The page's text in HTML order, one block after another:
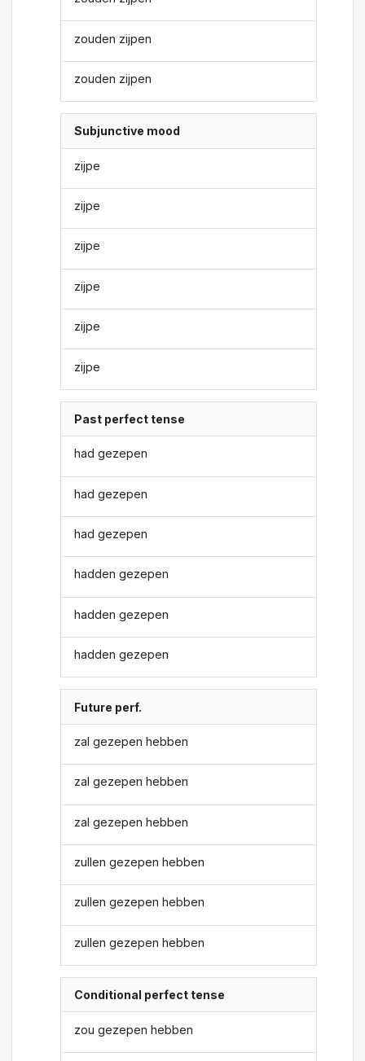
zouden zijpen
zouden zijpen
Subjunctive mood
zijpe
zijpe
zijpe
zijpe
zijpe
zijpe
Past perfect tense
had gezepen
had gezepen
had gezepen
hadden gezepen
hadden gezepen
hadden gezepen
Future perf.
zal gezepen hebben
zal gezepen hebben
zal gezepen hebben
zullen gezepen hebben
zullen gezepen hebben
zullen gezepen hebben
Conditional perfect tense
zou gezepen hebben